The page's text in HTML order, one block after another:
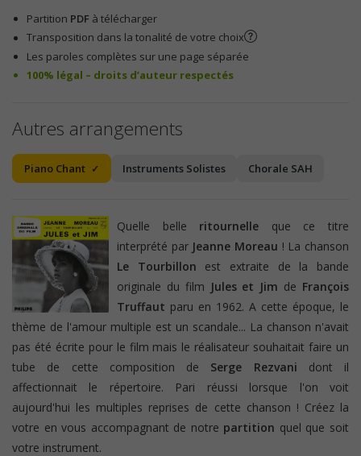
Partition PDF à télécharger
Transposition dans la tonalité de votre choix
Les paroles complètes sur une page séparée
100% légal – droits d’auteur respectés
Autres arrangements
Piano Chant Instruments Solistes Chorale SAH
Quelle belle ritournelle que ce titre
interprété par Jeanne Moreau ! La chanson
Le Tourbillon est extraite de la bande
originale du film Jules et Jim de François
Truffaut paru en 1962. A cette époque, le
thème de l'amour multiple est un scandale... La chanson n'avait
pas été écrite pour le film mais le réalisateur souhaitait faire un
tube de cette composition de Serge Rezvani dont il
affectionnait le répertoire. Pari réussi lorsque l'on voit
aujourd'hui les multiples reprises de cette chanson ! Créez la
votre en vous accompagnant de notre partition quel que soit
votre instrument.